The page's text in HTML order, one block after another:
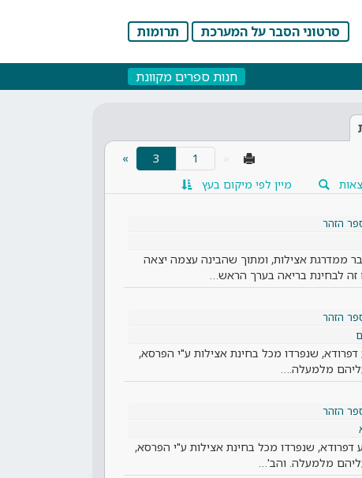
סרטוני הסבר על המערכת תרומות
חנות ספרים מקוונת
3
(current)
»
מיין לפי מיקום בעץ
הזהר
ממדרגת אצילות, ומתוך שהבינה עצמה יצאה
לבחינת בריאה בערך הראש…
הזהר
דפרודא, שנפרדו מכל בחינת אצילות ע"י הפרסא,
מלמעלה.…
הזהר
דפרודא, שנפרדו מכל בחינת אצילות ע"י הפרסא,
מלמעלה. והב'…